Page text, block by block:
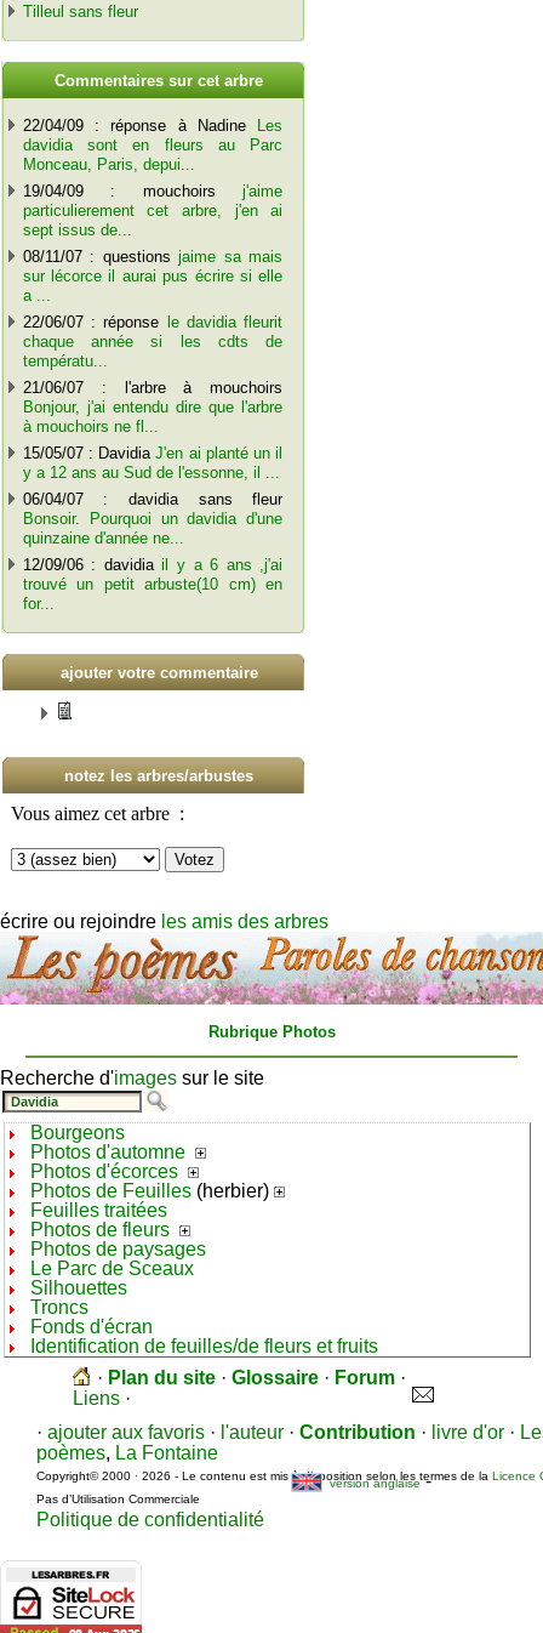
Tilleul sans fleur
Commentaires sur cet arbre
22/04/09 : réponse à Nadine
Les
davidia sont en fleurs au Parc
Monceau, Paris, depui...
19/04/09 : mouchoirsj'aime
particulierement cet arbre, j'en ai
sept issus de...
08/11/07 : questionsjaime sa mais
sur lécorce il aurai pus écrire si elle
a ...
22/06/07 : réponse
le davidia fleurit
chaque année si les cdts de
températu...
21/06/07 : l'arbre à mouchoirs
Bonjour, j'ai entendu dire que l'arbre
à mouchoirs ne fl...
15/05/07 : DavidiaJ'en ai planté un il
y a 12 ans au Sud de l'essonne, il ...
06/04/07 : davidia sans fleur
Bonsoir. Pourquoi un davidia d'une
quinzaine d'année ne...
12/09/06 : davidiail y a 6 ans ,j'ai
trouvé un petit arbuste(10 cm) en
for...
ajouter votre commentaire
notez les arbres/arbustes
écrire ou rejoindre les amis des arbres
Rubrique Photos
Recherche d'images sur le site
Bourgeons
Photos d'automne
Photos d'écorces
Photos de Feuilles (herbier)
Feuilles traitées
Photos de fleurs
Photos de paysages
Le Parc de Sceaux
Silhouettes
Troncs
Fonds d'écran
Identification de feuilles/de fleurs et fruits
· Plan du site · Glossaire · Forum ·
Liens ·
· ajouter aux favoris · l'auteur · Contribution · livre d'or ·
poèmes, La Fontaine
Copyright© 2000 · 2026 - Le contenu est mis à disposition selon les termes de la Licence
Pas d’Utilisation Commerciale
Politique de confidentialité
version anglaise-